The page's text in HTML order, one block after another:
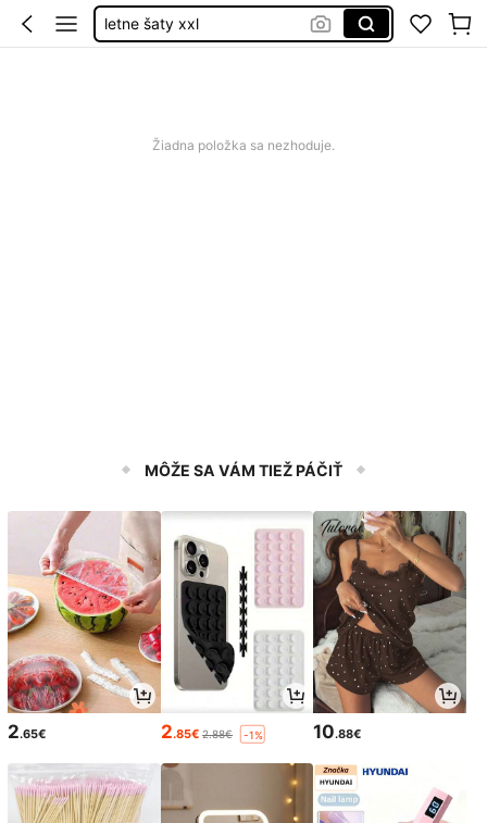
plavky
Žiadna položka sa nezhoduje.
MÔŽE SA VÁM TIEŽ PÁČIŤ
2.65€ 2.85€ 2.88€ -1% 10.88€